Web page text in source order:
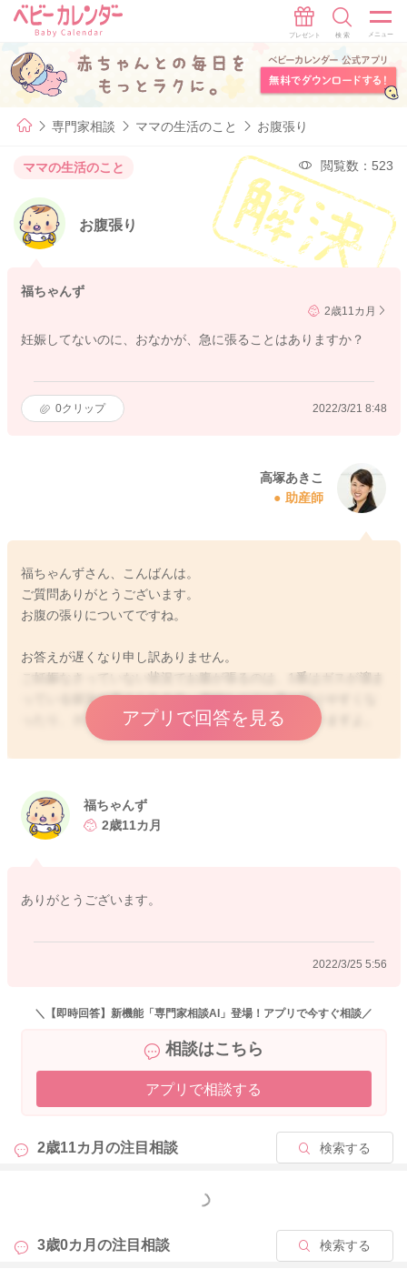
専門家相談 ママの生活のこと お腹張り
ママの生活のこと 閲覧数：523
お腹張り
福ちゃんず
2歳11カ月
妊娠してないのに、おなかが、急に張ることはありますか？
0クリップ 2022/3/21 8:48
高塚あきこ
助産師
福ちゃんずさん、こんばんは。
ご質問ありがとうございます。
お腹の張りについてですね。
お答えが遅くなり申し訳ありません。
ご妊娠なさっていない状況でお腹が張るのは、1番はガスが溜ま
っている状況が考えられます。便秘などでお腹が張りやすくな
ったり、ガスが溜まってお腹が張ることはあると思いますよ。
アプリで回答を見る
福ちゃんず
2歳11カ月
ありがとうございます。
2022/3/25 5:56
＼【即時回答】新機能「専門家相談AI」登場！アプリで今すぐ相談／
相談はこちら
アプリで相談する
2歳11カ月の注目相談 検索する
もっと見る
3歳0カ月の注目相談 検索する